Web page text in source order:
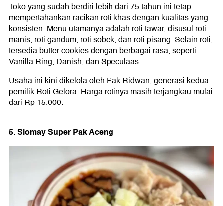
Toko yang sudah berdiri lebih dari 75 tahun ini tetap
mempertahankan racikan roti khas dengan kualitas yang
konsisten. Menu utamanya adalah roti tawar, disusul roti
manis, roti gandum, roti sobek, dan roti pisang. Selain roti,
tersedia butter cookies dengan berbagai rasa, seperti
Vanilla Ring, Danish, dan Speculaas.
Usaha ini kini dikelola oleh Pak Ridwan, generasi kedua
pemilik Roti Gelora. Harga rotinya masih terjangkau mulai
dari Rp 15.000.
5. Siomay Super Pak Aceng